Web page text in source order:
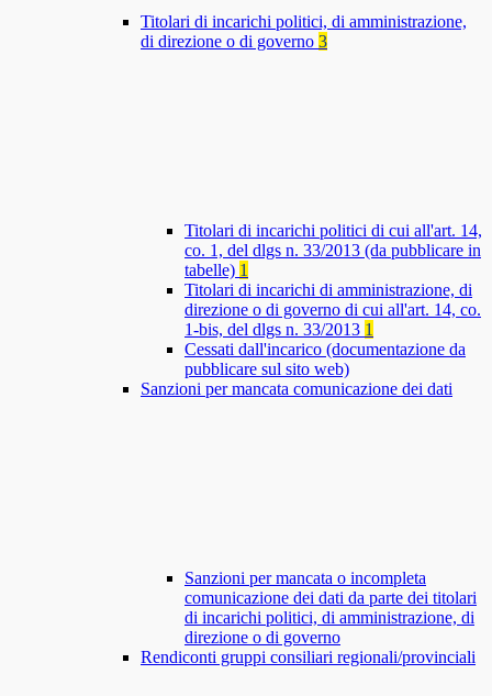
Titolari di incarichi politici, di amministrazione,
di direzione o di governo 3
Titolari di incarichi politici di cui all'art. 14,
co. 1, del dlgs n. 33/2013 (da pubblicare in
tabelle) 1
Titolari di incarichi di amministrazione, di
direzione o di governo di cui all'art. 14, co.
1-bis, del dlgs n. 33/2013 1
Cessati dall'incarico (documentazione da
pubblicare sul sito web)
Sanzioni per mancata comunicazione dei dati
Sanzioni per mancata o incompleta
comunicazione dei dati da parte dei titolari
di incarichi politici, di amministrazione, di
direzione o di governo
Rendiconti gruppi consiliari regionali/provinciali